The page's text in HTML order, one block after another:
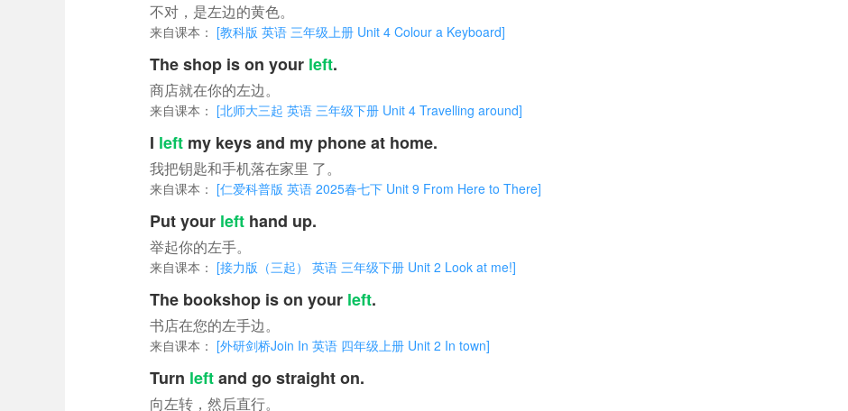
不对，是左边的黄色。
来自课本： [教科版 英语 三年级上册 Unit 4 Colour a Keyboard]
The shop is on your left.
商店就在你的左边。
来自课本： [北师大三起 英语 三年级下册 Unit 4 Travelling around]
I left my keys and my phone at home.
我把钥匙和手机落在家里 了。
来自课本： [仁爱科普版 英语 2025春七下 Unit 9 From Here to There]
Put your left hand up.
举起你的左手。
来自课本： [接力版（三起） 英语 三年级下册 Unit 2 Look at me!]
The bookshop is on your left.
书店在您的左手边。
来自课本： [外研剑桥Join In 英语 四年级上册 Unit 2 In town]
Turn leftand go straight on.
向左转，然后直行。